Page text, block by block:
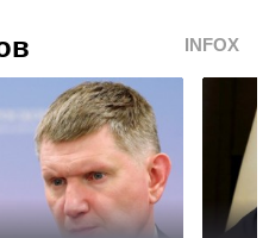
INFOX